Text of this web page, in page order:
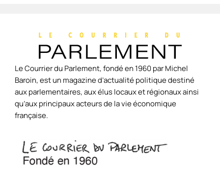
Le Courrier du Parlement, fondé en 1960 par Michel
Baroin, est un magazine d’actualité politique destiné
aux parlementaires, aux élus locaux et régionaux ainsi
qu’aux principaux acteurs de la vie économique
française.